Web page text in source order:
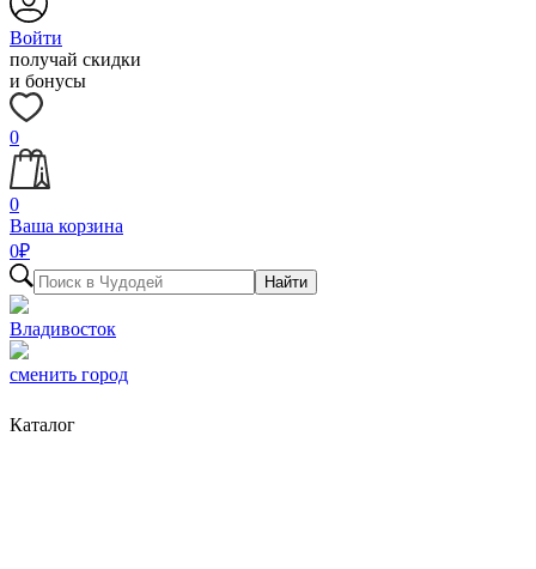
Войти
получай скидки
и бонусы
0
0
Ваша корзина
0₽
Найти
Владивосток
сменить город
Каталог